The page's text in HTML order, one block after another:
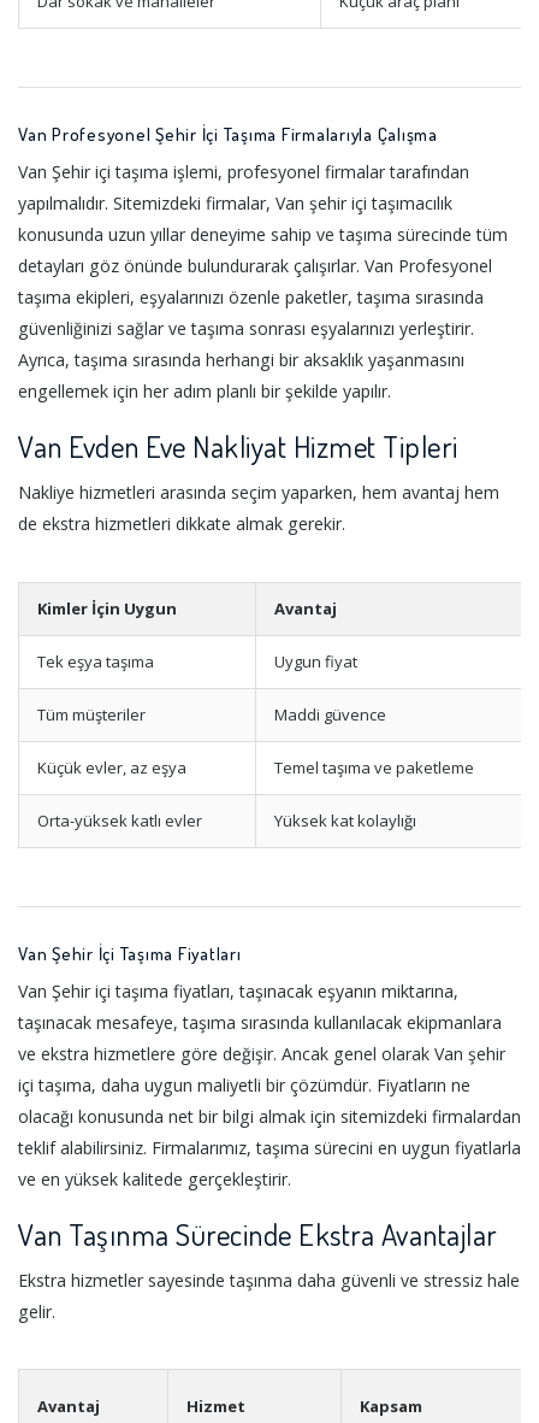
Van Profesyonel Şehir İçi Taşıma Firmalarıyla Çalışma
Van Şehir içi taşıma işlemi, profesyonel firmalar tarafından
yapılmalıdır. Sitemizdeki firmalar, Van şehir içi taşımacılık
konusunda uzun yıllar deneyime sahip ve taşıma sürecinde tüm
detayları göz önünde bulundurarak çalışırlar. Van Profesyonel
taşıma ekipleri, eşyalarınızı özenle paketler, taşıma sırasında
güvenliğinizi sağlar ve taşıma sonrası eşyalarınızı yerleştirir.
Ayrıca, taşıma sırasında herhangi bir aksaklık yaşanmasını
engellemek için her adım planlı bir şekilde yapılır.
Van Evden Eve Nakliyat Hizmet Tipleri
Nakliye hizmetleri arasında seçim yaparken, hem avantaj hem
de ekstra hizmetleri dikkate almak gerekir.
Kimler İçin Uygun Avantaj
Tek eşya taşıma Uygun fiyat
Tüm müşteriler Maddi güvence
Küçük evler, az eşya Temel taşıma ve paketleme
Orta-yüksek katlı evler Yüksek kat kolaylığı
Van Şehir İçi Taşıma Fiyatları
Van Şehir içi taşıma fiyatları, taşınacak eşyanın miktarına,
taşınacak mesafeye, taşıma sırasında kullanılacak ekipmanlara
ve ekstra hizmetlere göre değişir. Ancak genel olarak Van şehir
içi taşıma, daha uygun maliyetli bir çözümdür. Fiyatların ne
olacağı konusunda net bir bilgi almak için sitemizdeki firmalardan
teklif alabilirsiniz. Firmalarımız, taşıma sürecini en uygun fiyatlarla
ve en yüksek kalitede gerçekleştirir.
Van Taşınma Sürecinde Ekstra Avantajlar
Ekstra hizmetler sayesinde taşınma daha güvenli ve stressiz hale
gelir.
Avantaj Hizmet Kapsam